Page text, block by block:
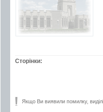
Сторінки:
Якщо Ви виявили помилку,